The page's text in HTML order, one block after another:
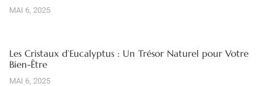
MAI 6, 2025
Les Cristaux d’Eucalyptus : Un Trésor Naturel pour Votre
Bien-Être
MAI 6, 2025